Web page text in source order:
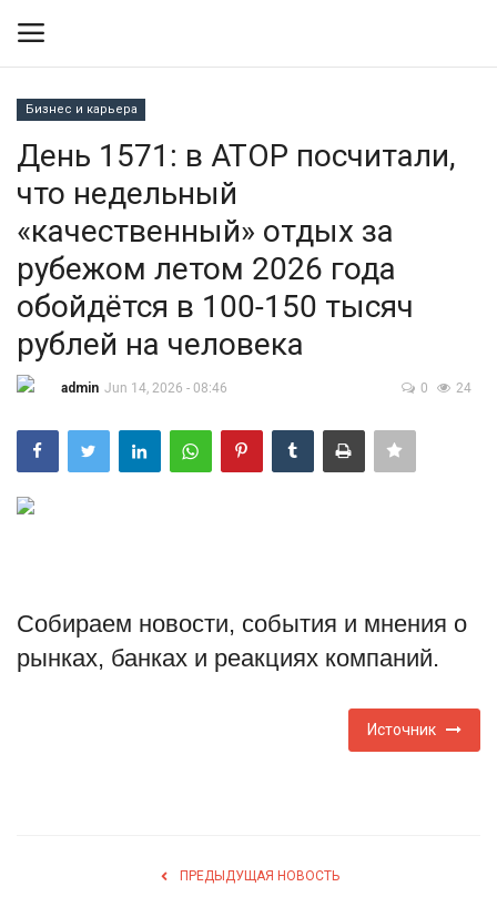
Контакты
Правила размещения
Политика
Экономика
Спорт
Авто
Бизнес и карьера
День 1571: в АТОР посчитали,
что недельный
«качественный» отдых за
рубежом летом 2026 года
обойдётся в 100-150 тысяч
рублей на человека
admin Jun 14, 2026 - 08:46 0 24
Собираем новости, события и мнения о
рынках, банках и реакциях компаний.
Источник
ПРЕДЫДУЩАЯ НОВОСТЬ